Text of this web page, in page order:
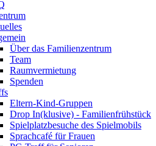
Über das Familienzentrum
Team
Raumvermietung
Spenden
Eltern-Kind-Gruppen
Drop In(klusive) - Familienfrühstück
Spielplatzbesuche des Spielmobils
Sprachcafé für Frauen